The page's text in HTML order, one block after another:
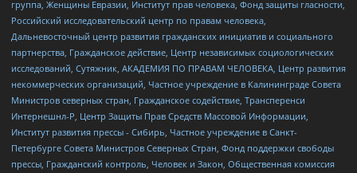
группа, Женщины Евразии, Институт прав человека, Фонд защиты гласности,
Российский исследовательский центр по правам человека,
Дальневосточный центр развития гражданских инициатив и социального
партнерства, Гражданское действие, Центр независимых социологических
исследований, Сутяжник, АКАДЕМИЯ ПО ПРАВАМ ЧЕЛОВЕКА, Центр развития
некоммерческих организаций, Частное учреждение в Калининграде Совета
Министров северных стран, Гражданское содействие, Трансперенси
Интернешнл-Р, Центр Защиты Прав Средств Массовой Информации,
Институт развития прессы - Сибирь, Частное учреждение в Санкт-
Петербурге Совета Министров Северных Стран, Фонд поддержки свободы
прессы, Гражданский контроль, Человек и Закон, Общественная комиссия